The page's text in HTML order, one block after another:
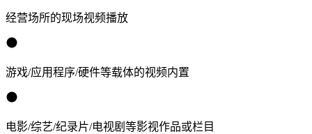
经营场所的现场视频播放
游戏/应用程序/硬件等载体的视频内置
电影/综艺/纪录片/电视剧等影视作品或栏目